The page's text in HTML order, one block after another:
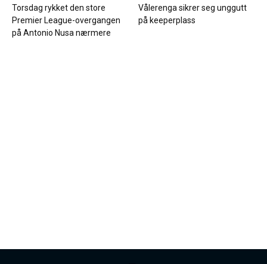
Torsdag rykket den store
Premier League-overgangen
på Antonio Nusa nærmere
Vålerenga sikrer seg unggutt
på keeperplass